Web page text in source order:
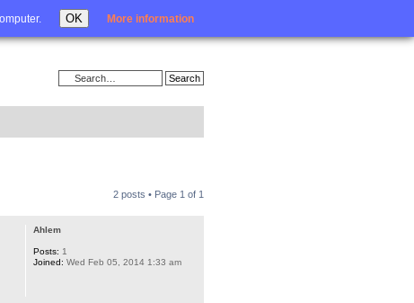
OK More information
Login
2 posts • Page 1 of 1
Ahlem
Posts: 1
Joined: Wed Feb 05, 2014 1:33 am